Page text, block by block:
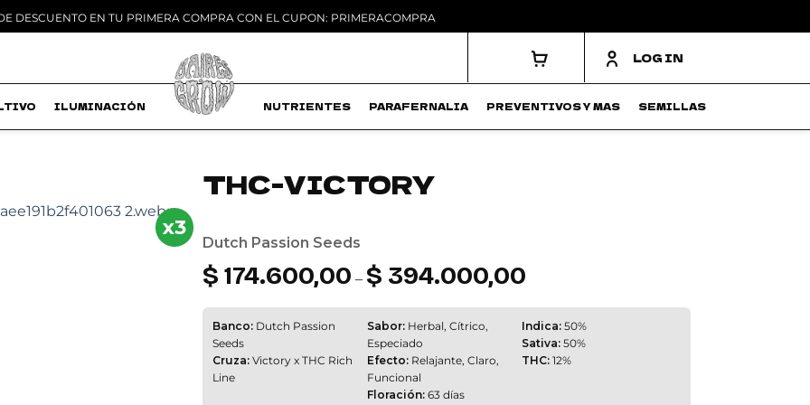
DESCUENTO EN TU PRIMERA COMPRA CON EL CUPON: PRIMERACOMPRA
LOG IN
ILUMINACIÓN MACETAS NUTRIENTES PARAFERNALIA PREVENTIVOS Y MAS SEMILLAS
Add to
wishlist
x3
THC-VICTORY
Dutch Passion Seeds
$ 174.600,00 – $ 394.000,00
desde
$ 174.600,00
hasta
$ 394.000,00
Banco:Dutch Passion
Seeds
Cruza:Victory x THC Rich
Line
Sabor:Herbal, Cítrico,
Especiado
Efecto:Relajante, Claro,
Funcional
Floración:63 días
Indica:50%
Sativa:50%
THC:12%